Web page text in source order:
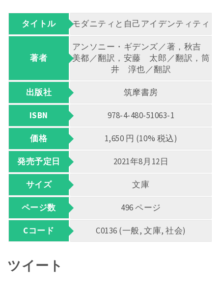
タイトル モダニティと自己アイデンティティ
著者
アンソニー・ギデンズ／著，秋吉
美都／翻訳，安藤 太郎／翻訳，筒
井 淳也／翻訳
出版社 筑摩書房
ISBN 978-4-480-51063-1
価格 1,650 円 (10% 税込)
発売予定日 2021年8月12日
サイズ 文庫
ページ数 496 ページ
Cコード C0136 (一般, 文庫, 社会)
ツイート